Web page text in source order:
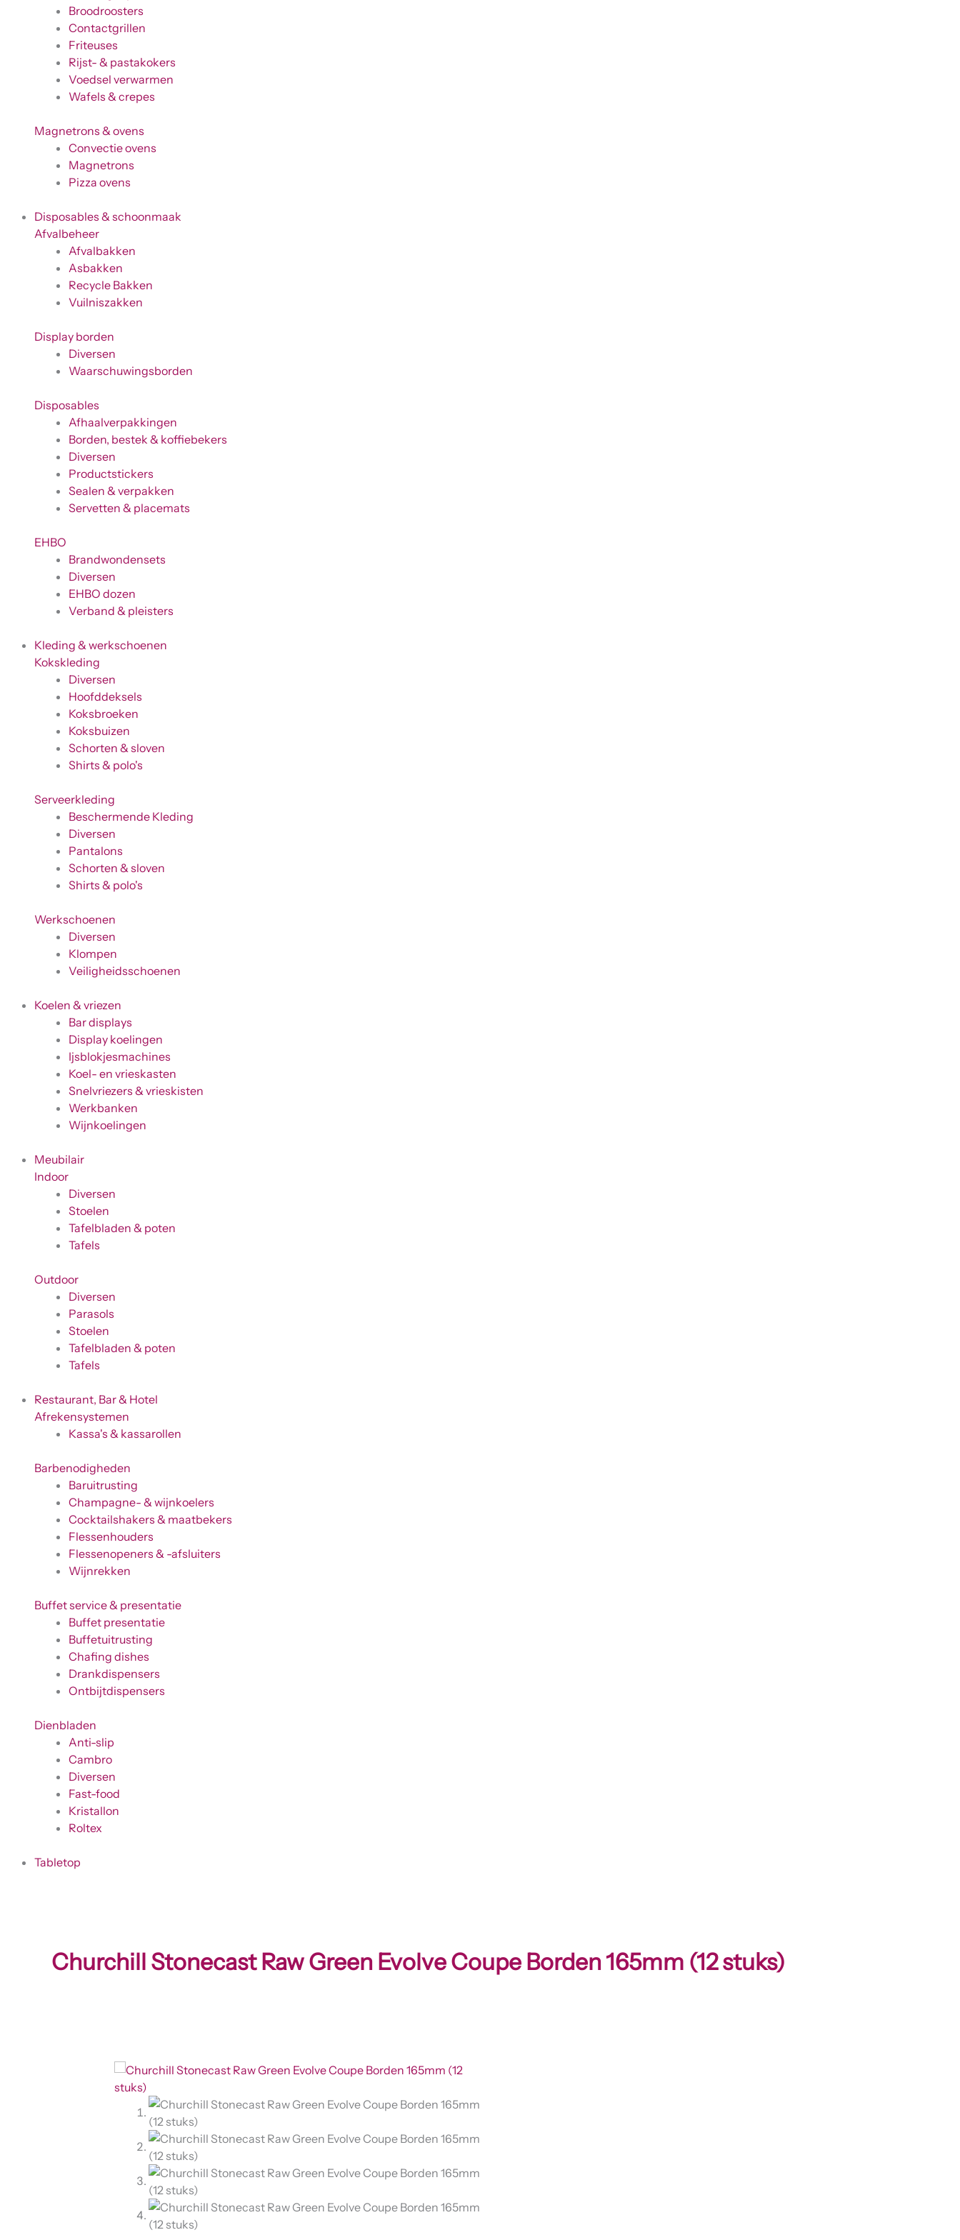
Broodroosters
Contactgrillen
Friteuses
Rijst- & pastakokers
Voedsel verwarmen
Wafels & crepes
Magnetrons & ovens
Convectie ovens
Magnetrons
Pizza ovens
Disposables & schoonmaak
Afvalbeheer
Afvalbakken
Asbakken
Recycle Bakken
Vuilniszakken
Display borden
Diversen
Waarschuwingsborden
Disposables
Afhaalverpakkingen
Borden, bestek & koffiebekers
Diversen
Productstickers
Sealen & verpakken
Servetten & placemats
EHBO
Brandwondensets
Diversen
EHBO dozen
Verband & pleisters
Kleding & werkschoenen
Kokskleding
Diversen
Hoofddeksels
Koksbroeken
Koksbuizen
Schorten & sloven
Shirts & polo's
Serveerkleding
Beschermende Kleding
Diversen
Pantalons
Schorten & sloven
Shirts & polo's
Werkschoenen
Diversen
Klompen
Veiligheidsschoenen
Koelen & vriezen
Bar displays
Display koelingen
Ijsblokjesmachines
Koel- en vrieskasten
Snelvriezers & vrieskisten
Werkbanken
Wijnkoelingen
Meubilair
Indoor
Diversen
Stoelen
Tafelbladen & poten
Tafels
Outdoor
Diversen
Parasols
Stoelen
Tafelbladen & poten
Tafels
Restaurant, Bar & Hotel
Afrekensystemen
Kassa's & kassarollen
Barbenodigheden
Baruitrusting
Champagne- & wijnkoelers
Cocktailshakers & maatbekers
Flessenhouders
Flessenopeners & -afsluiters
Wijnrekken
Buffet service & presentatie
Buffet presentatie
Buffetuitrusting
Chafing dishes
Drankdispensers
Ontbijtdispensers
Dienbladen
Anti-slip
Cambro
Diversen
Fast-food
Kristallon
Roltex
Tabletop
Churchill Stonecast Raw Green Evolve Coupe Borden 165mm (12 stuks)